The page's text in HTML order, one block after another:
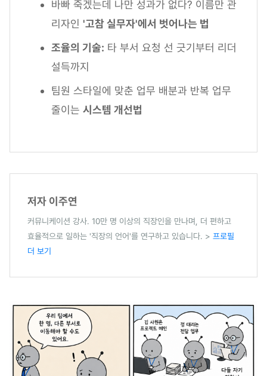
바빠 죽겠는데 나만 성과가 없다? 이름만 관
리자인 '고참 실무자'에서 벗어나는 법
조율의 기술: 타 부서 요청 선 긋기부터 리더
설득까지
팀원 스타일에 맞춘 업무 배분과 반복 업무
줄이는 시스템 개선법
저자 이주연
커뮤니케이션 강사. 10만 명 이상의 직장인을 만나며, 더 편하고
효율적으로 일하는 '직장의 언어'를 연구하고 있습니다. > 프로필
더 보기